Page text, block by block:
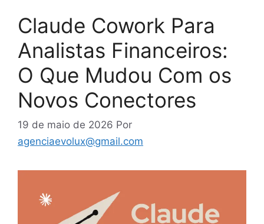
Claude Cowork Para
Analistas Financeiros:
O Que Mudou Com os
Novos Conectores
19 de maio de 2026 Por
agenciaevolux@gmail.com